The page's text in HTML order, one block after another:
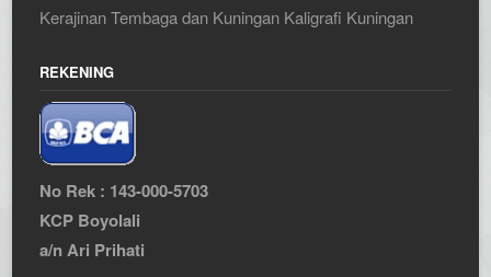
Kerajinan Tembaga dan Kuningan Kaligrafi Kuningan
REKENING
No Rek : 143-000-5703
KCP Boyolali
a/n Ari Prihati